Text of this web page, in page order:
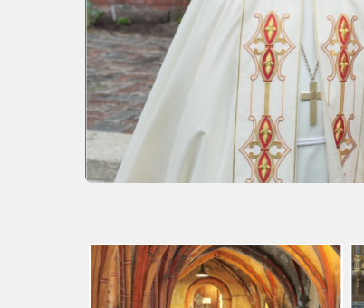
Dievnami
Iepazīsti
kristietību
Misija
Indijā
Rīts
Draudzēm